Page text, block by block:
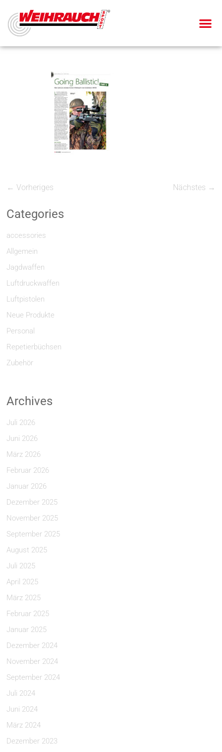
← Vorheriges Nächstes →
Categories
accessories
Allgemein
Jagdwaffen
Luftdruckwaffen
Luftpistolen
Neue Produkte
Personal
Repetierbüchsen
Zubehör
Archives
Juli 2026
Juni 2026
März 2026
Februar 2026
Januar 2026
Dezember 2025
November 2025
September 2025
August 2025
Juli 2025
April 2025
März 2025
Februar 2025
Januar 2025
Dezember 2024
November 2024
September 2024
Juli 2024
Juni 2024
März 2024
Dezember 2023